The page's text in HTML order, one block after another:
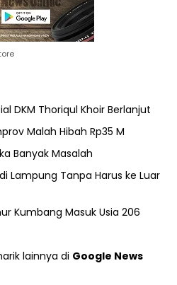
DKM Thoriqul Khoir Berlanjut
Malah Hibah Rp35 M
Banyak Masalah
Lampung Tanpa Harus ke Luar
Kumbang Masuk Usia 206
lainnya di Google News